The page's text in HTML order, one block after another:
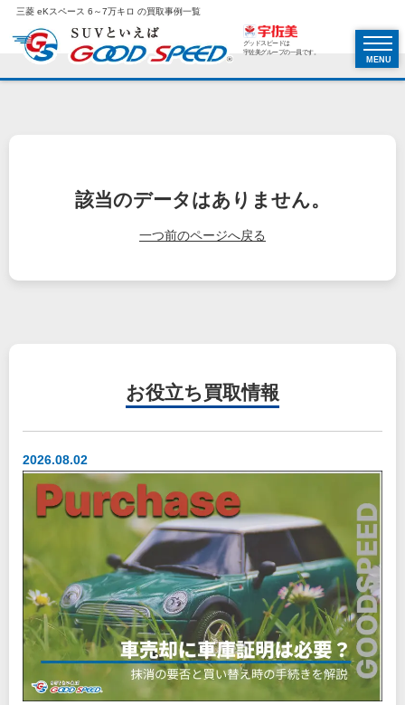
三菱 eKスペース 6～7万キロ の買取事例一覧
グッドスピードは
宇佐美グループの一員です。
MENU
該当のデータはありません。
一つ前のページへ戻る
お役立ち 買取情報
2026.08.02